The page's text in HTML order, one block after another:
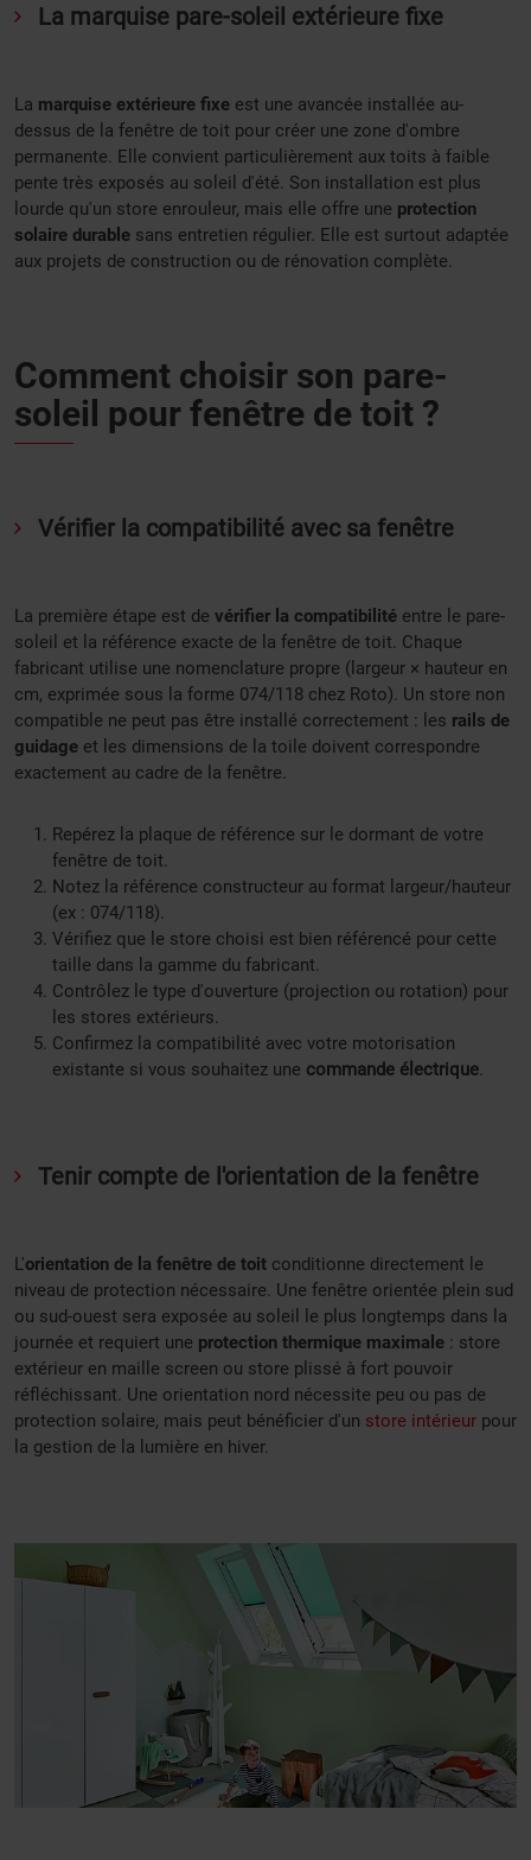
La marquise pare-soleil extérieure fixe
La marquise extérieure fixe est une avancée installée au-
dessus de la fenêtre de toit pour créer une zone d'ombre
permanente. Elle convient particulièrement aux toits à faible
pente très exposés au soleil d'été. Son installation est plus
lourde qu'un store enrouleur, mais elle offre une protection
solaire durable sans entretien régulier. Elle est surtout adaptée
aux projets de construction ou de rénovation complète.
Comment choisir son pare-
soleil pour fenêtre de toit ?
Vérifier la compatibilité avec sa fenêtre
La première étape est de vérifier la compatibilité entre le pare-
soleil et la référence exacte de la fenêtre de toit. Chaque
fabricant utilise une nomenclature propre (largeur × hauteur en
cm, exprimée sous la forme 074/118 chez Roto). Un store non
compatible ne peut pas être installé correctement : les rails de
guidage et les dimensions de la toile doivent correspondre
exactement au cadre de la fenêtre.
Repérez la plaque de référence sur le dormant de votre
fenêtre de toit.
Notez la référence constructeur au format largeur/hauteur
(ex : 074/118).
Vérifiez que le store choisi est bien référencé pour cette
taille dans la gamme du fabricant.
Contrôlez le type d'ouverture (projection ou rotation) pour
les stores extérieurs.
Confirmez la compatibilité avec votre motorisation
existante si vous souhaitez une commande électrique.
Tenir compte de l'orientation de la fenêtre
L'orientation de la fenêtre de toit conditionne directement le
niveau de protection nécessaire. Une fenêtre orientée plein sud
ou sud-ouest sera exposée au soleil le plus longtemps dans la
journée et requiert une protection thermique maximale : store
extérieur en maille screen ou store plissé à fort pouvoir
réfléchissant. Une orientation nord nécessite peu ou pas de
protection solaire, mais peut bénéficier d'un store intérieur pour
la gestion de la lumière en hiver.